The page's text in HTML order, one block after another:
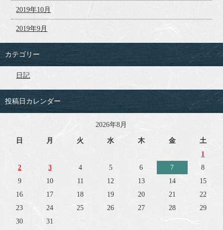
2019年10月
2019年9月
カテゴリー
日記
投稿日カレンダー
2026年8月
日 月 火 水 木 金
土
1
2
3 4 5 6 7
8
9
10 11 12 13 14
15
16
17 18 19 20 21
22
23
24 25 26 27 28
29
30
31